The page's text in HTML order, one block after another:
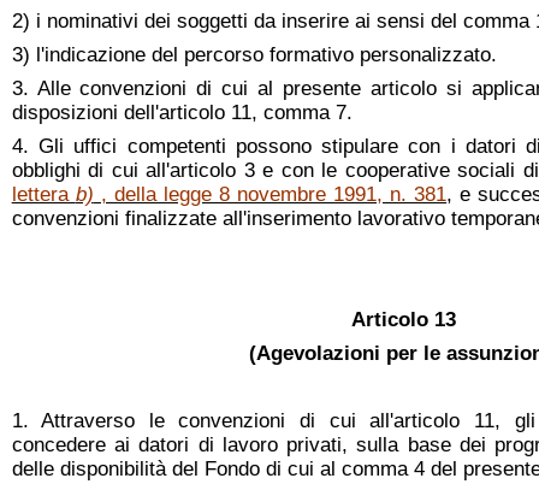
2) i nominativi dei soggetti da inserire ai sensi del comma
3) l'indicazione del percorso formativo personalizzato.
3. Alle convenzioni di cui al presente articolo si
disposizioni dell'articolo 11, comma 7.
4. Gli uffici competenti possono stipulare con i datori
obblighi di cui all'articolo 3 e con le cooperative sociali
lettera b) , della legge 8 novembre 1991, n. 381, e
convenzioni finalizzate all'inserimento lavorativo
Articolo 13
(Agevolazioni per le
1. Attraverso le convenzioni di cui all'articolo 11,
concedere ai datori di lavoro privati, sulla base dei
delle disponibilità del Fondo di cui al comma 4 del